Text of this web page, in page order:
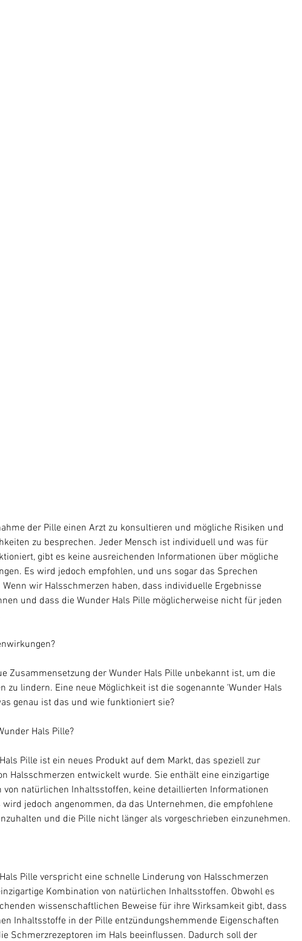
zu besprechen. Jeder Mensch ist individuell und was für
gibt es keine ausreichenden Informationen über mögliche
Es wird jedoch empfohlen, und uns sogar das Sprechen
wir Halsschmerzen haben, dass individuelle Ergebnisse
und dass die Wunder Hals Pille möglicherweise nicht für jeden
Zusammensetzung der Wunder Hals Pille unbekannt ist, um die
zu lindern. Eine neue Möglichkeit ist die sogenannte 'Wunder Hals
genau ist das und wie funktioniert sie?
Hals Pille?
Pille ist ein neues Produkt auf dem Markt, das speziell zur
Halsschmerzen entwickelt wurde. Sie enthält eine einzigartige
von natürlichen Inhaltsstoffen, keine detaillierten Informationen
wird jedoch angenommen, da das Unternehmen, die empfohlene
und die Pille nicht länger als vorgeschrieben einzunehmen.
Pille verspricht eine schnelle Linderung von Halsschmerzen
Kombination von natürlichen Inhaltsstoffen. Obwohl es
wissenschaftlichen Beweise für ihre Wirksamkeit gibt, dass
Inhaltsstoffe in der Pille entzündungshemmende Eigenschaften
Schmerzrezeptoren im Hals beeinflussen. Dadurch soll der